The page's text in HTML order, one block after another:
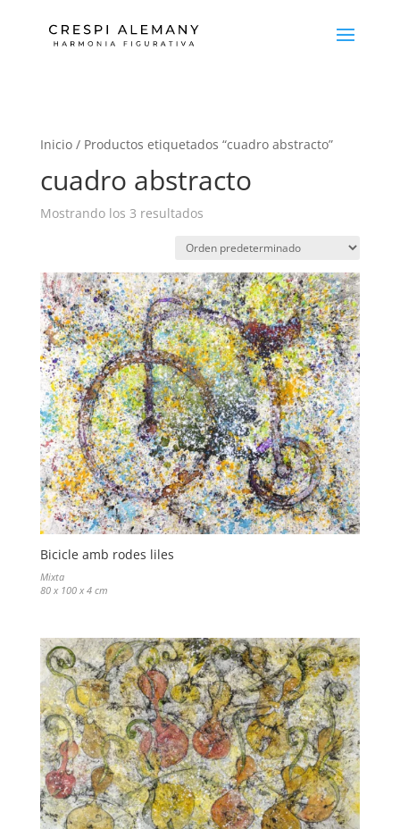
Inicio/ Productos etiquetados “cuadro abstracto”
cuadro abstracto
Mostrando los 3 resultados
Bicicle amb rodes liles
Mixta
80 x 100 x 4 cm